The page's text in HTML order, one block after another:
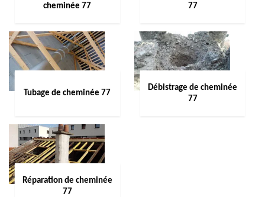
cheminée 77
77
Tubage de cheminée 77
Débistrage de cheminée
77
Réparation de cheminée
77